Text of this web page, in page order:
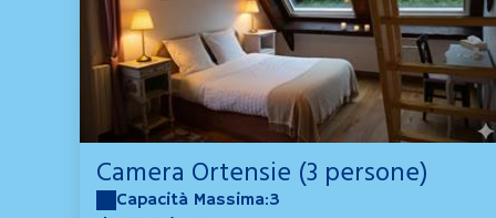
Camera Ortensie (3 persone)
Capacità Massima:3